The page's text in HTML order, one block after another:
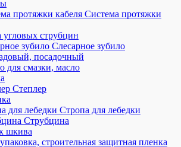
Система протяжки
угловых струбцин
Слесарное зубило
посадочный
для смазки, масло
Степлер
Стропа для лебедки
Струбцина
шкива